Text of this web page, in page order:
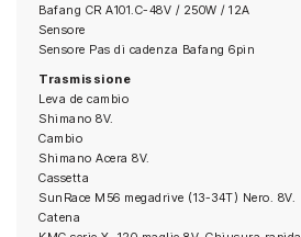
Bafang CR A101.C-48V / 250W / 12A
Sensore
Sensore Pas di cadenza Bafang 6pin
Trasmissione
Leva de cambio
Shimano 8V.
Cambio
Shimano Acera 8V.
Cassetta
SunRace M56 megadrive (13-34T) Nero. 8V.
Catena